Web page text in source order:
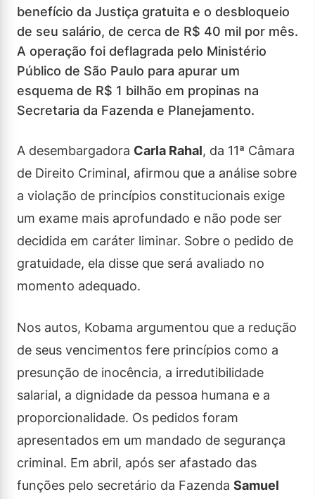
benefício da Justiça gratuita e o desbloqueio
de seu salário, de cerca de R$ 40 mil por mês.
A operação foi deflagrada pelo Ministério
Público de São Paulo para apurar um
esquema de R$ 1 bilhão em propinas na
Secretaria da Fazenda e Planejamento.
A desembargadora Carla Rahal, da 11ª Câmara
de Direito Criminal, afirmou que a análise sobre
a violação de princípios constitucionais exige
um exame mais aprofundado e não pode ser
decidida em caráter liminar. Sobre o pedido de
gratuidade, ela disse que será avaliado no
momento adequado.
Nos autos, Kobama argumentou que a redução
de seus vencimentos fere princípios como a
presunção de inocência, a irredutibilidade
salarial, a dignidade da pessoa humana e a
proporcionalidade. Os pedidos foram
apresentados em um mandado de segurança
criminal. Em abril, após ser afastado das
funções pelo secretário da Fazenda Samuel